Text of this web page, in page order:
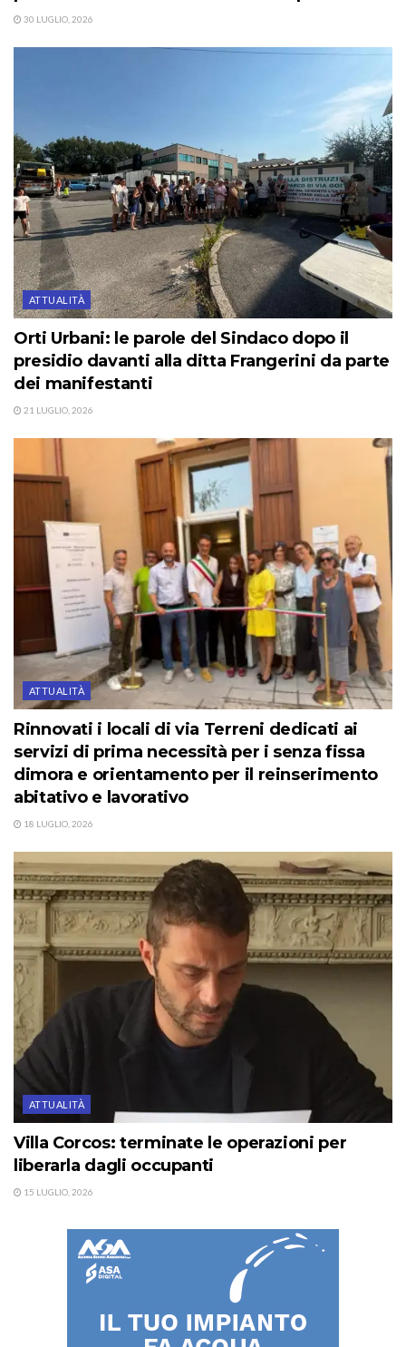
30 LUGLIO, 2026
ATTUALITÀ
Orti Urbani: le parole del Sindaco dopo il
presidio davanti alla ditta Frangerini da parte
dei manifestanti
21 LUGLIO, 2026
ATTUALITÀ
Rinnovati i locali di via Terreni dedicati ai
servizi di prima necessità per i senza fissa
dimora e orientamento per il reinserimento
abitativo e lavorativo
18 LUGLIO, 2026
ATTUALITÀ
Villa Corcos: terminate le operazioni per
liberarla dagli occupanti
15 LUGLIO, 2026